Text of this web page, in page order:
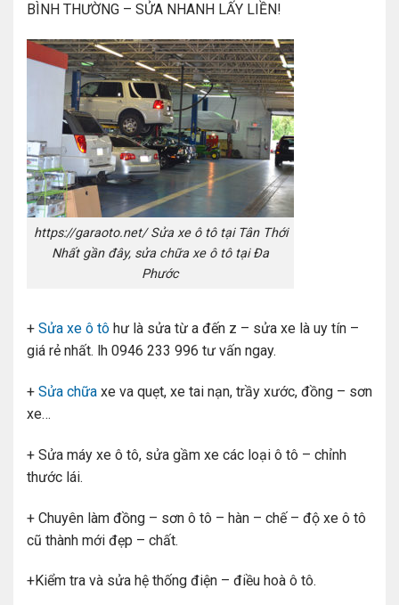
BÌNH THƯỜNG – SỬA NHANH LẤY LIỀN!
https://garaoto.net/ Sửa xe ô tô tại Tân Thới
Nhất gần đây, sửa chữa xe ô tô tại Đa
Phước
+ Sửa xe ô tô hư là sửa từ a đến z – sửa xe là uy tín –
giá rẻ nhất. lh 0946 233 996 tư vấn ngay.
+ Sửa chữa xe va quẹt, xe tai nạn, trầy xước, đồng – sơn
xe…
+ Sửa máy xe ô tô, sửa gầm xe các loại ô tô – chỉnh
thước lái.
+ Chuyên làm đồng – sơn ô tô – hàn – chế – độ xe ô tô
cũ thành mới đẹp – chất.
+Kiểm tra và sửa hệ thống điện – điều hoà ô tô.